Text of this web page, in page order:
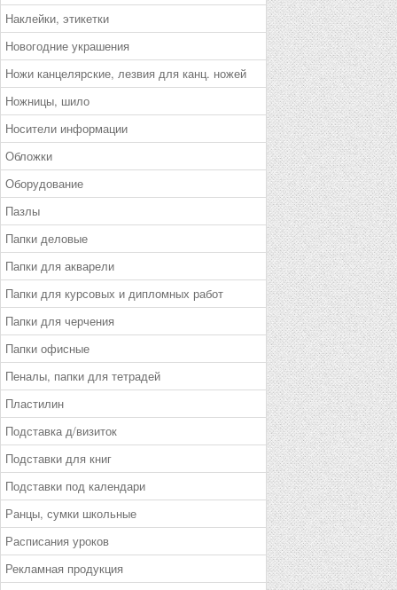
Наклейки, этикетки
Новогодние украшения
Ножи канцелярские, лезвия для канц. ножей
Ножницы, шило
Носители информации
Обложки
Оборудование
Пазлы
Папки деловые
Папки для акварели
Папки для курсовых и дипломных работ
Папки для черчения
Папки офисные
Пеналы, папки для тетрадей
Пластилин
Подставка д/визиток
Подставки для книг
Подставки под календари
Ранцы, сумки школьные
Расписания уроков
Рекламная продукция